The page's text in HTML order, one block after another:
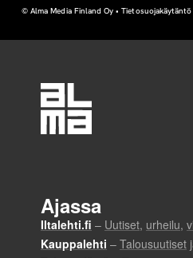
© Alma Media Finland Oy •Tietosuojakäytäntö